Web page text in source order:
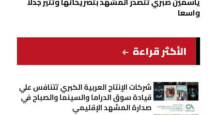
واسعا
الأكثر قراءة
شركات الإنتاج العربية الكبري تتنافس علي
قيادة سوق الدراما والسينما والصباح في
صدارة المشهد الإقليمي